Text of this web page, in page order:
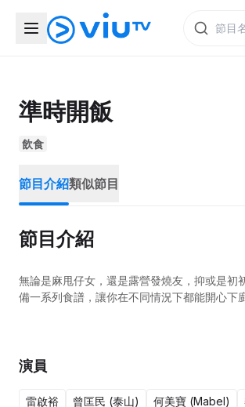
準時開飯
飲食
節目介紹類似節目
節目介紹
無論是麻甩仔女，還是露營發燒友，抑或是
備一系列食譜，讓你在不同情況下都能開心下
演員
雷啟裕 曾匡民 (泰山) 何美寶 (Mabel)